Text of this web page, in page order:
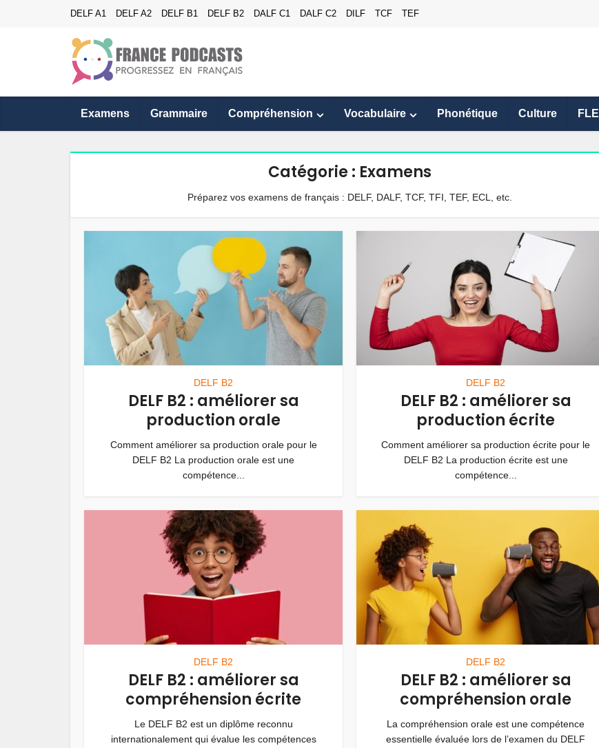
DELF A1 DELF A2 DELF B1 DELF B2 DALF C1 DALF C2 DILF TCF TEF
Examens Grammaire Compréhension Vocabulaire Phonétique Culture FLE
Catégorie : Examens
Préparez vos examens de français : DELF, DALF, TCF, TFI, TEF, ECL, etc.
DELF B2
DELF B2 : améliorer sa
production orale
Comment améliorer sa production orale pour le
DELF B2 La production orale est une
compétence...
DELF B2
DELF B2 : améliorer sa
production écrite
Comment améliorer sa production écrite pour le
DELF B2 La production écrite est une
compétence...
DELF B2
DELF B2 : améliorer sa
compréhension écrite
Le DELF B2 est un diplôme reconnu
internationalement qui évalue les compétences
DELF B2
DELF B2 : améliorer sa
compréhension orale
La compréhension orale est une compétence
essentielle évaluée lors de l’examen du DELF